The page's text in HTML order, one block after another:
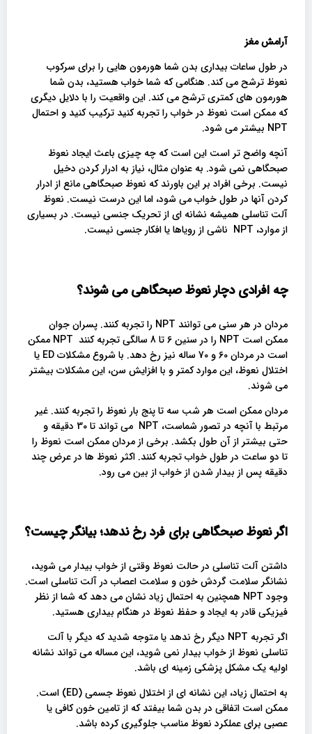
آرامش مغز
در طول ساعات بیداری بدن شما هورمون هایی را برای سرکوب
نعوظ ترشح می کند. هنگامی که شما خواب هستید، بدن شما
هورمون های کمتری ترشح می کند. این واقعیت را با دلایل دیگری
که ممکن است نعوظ در خواب را تجربه کنید ترکیب کنید و احتمال
NPT بیشتر می شود.
آنچه واضح تر است این است که چه چیزی باعث ایجاد نعوظ
صبحگاهی نمی شود. به عنوان مثال، نیاز به ادرار کردن دخیل
نیست. برخی افراد بر این باورند که نعوظ صبحگاهی مانع از ادرار
کردن آنها در طول خواب می شود، اما این درست نیست. نعوظ
آلت تناسلی همیشه نشانه ای از تحریک جنسی نیست. در بسیاری
از موارد، NPT ناشی از رویاها یا افکار جنسی نیست.
چه افرادی دچار نعوظ صبحگاهی می شوند؟
مردان در هر سنی می توانند NPT را تجربه کنند. پسران جوان
ممکن است NPT را در سنین 6 تا 8 سالگی تجربه کنند NPT ممکن
است در مردان 60 و 70 ساله نیز رخ دهد. با شروع مشکلات ED یا
اختلال نعوظ، این موارد کمتر و با افزایش سن، این مشکلات بیشتر
می شوند.
مردان ممکن است هر شب سه تا پنج بار نعوظ را تجربه کنند. غیر
مرتبط با آنچه در تصور شماست، NPT می تواند تا 30 دقیقه و
حتی بیشتر از آن طول بکشد. برخی از مردان ممکن است نعوظ را
تا دو ساعت در طول خواب تجربه کنند. اکثر نعوظ ها در عرض چند
دقیقه پس از بیدار شدن از خواب از بین می رود.
اگر نعوظ صبحگاهی برای فرد رخ ندهد؛ بیانگر چیست؟
داشتن آلت تناسلی در حالت نعوظ وقتی از خواب بیدار می شوید،
نشانگر سلامت گردش خون و سلامت اعصاب در آلت تناسلی است.
وجود NPT همچنین به احتمال زیاد نشان می دهد که شما از نظر
فیزیکی قادر به ایجاد و حفظ نعوظ در هنگام بیداری هستید.
اگر تجربه NPT دیگر رخ ندهد یا متوجه شدید که دیگر با آلت
تناسلی نعوظ از خواب بیدار نمی شوید، این مساله می تواند نشانه
اولیه یک مشکل پزشکی زمینه ای باشد.
به احتمال زیاد، این نشانه ای از اختلال نعوظ جسمی (ED) است.
ممکن است اتفاقی در بدن شما بیفتد که از تامین خون کافی یا
عصبی برای عملکرد نعوظ مناسب جلوگیری کرده باشد.